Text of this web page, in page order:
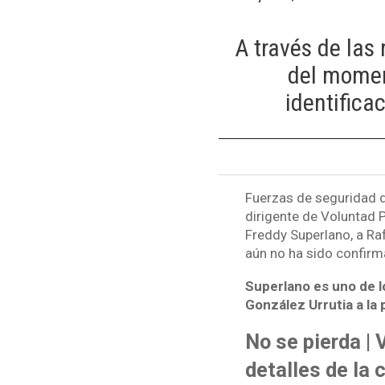
A través de
del
Fuerzas de seguridad
dirigente de Voluntad
Freddy Superlano, a
aún no ha sido
Superlano es uno de
González Urrutia a la
No se pierda |
detalles de la